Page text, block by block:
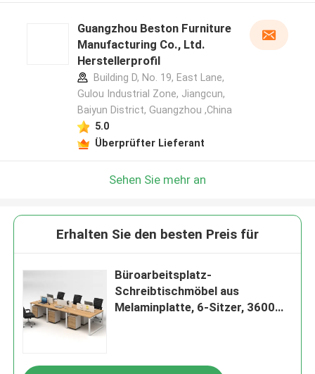
Guangzhou Beston Furniture
Manufacturing Co., Ltd.
Herstellerprofil
Building D, No. 19, East Lane,
Gulou Industrial Zone, Jiangcun,
Baiyun District, Guangzhou ,China
5.0
Überprüfter Lieferant
Sehen Sie mehr an
Erhalten Sie den besten Preis für
Büroarbeitsplatz-
Schreibtischmöbel aus
Melaminplatte, 6-Sitzer, 3600